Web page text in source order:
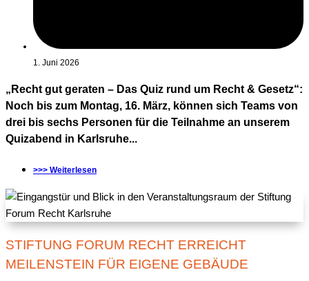
1. Juni 2026
„Recht gut geraten – Das Quiz rund um Recht & Gesetz“:
Noch bis zum Montag, 16. März, können sich Teams von
drei bis sechs Personen für die Teilnahme an unserem
Quizabend in Karlsruhe...
>>> Weiterlesen
STIFTUNG FORUM RECHT ERREICHT
MEILENSTEIN FÜR EIGENE GEBÄUDE